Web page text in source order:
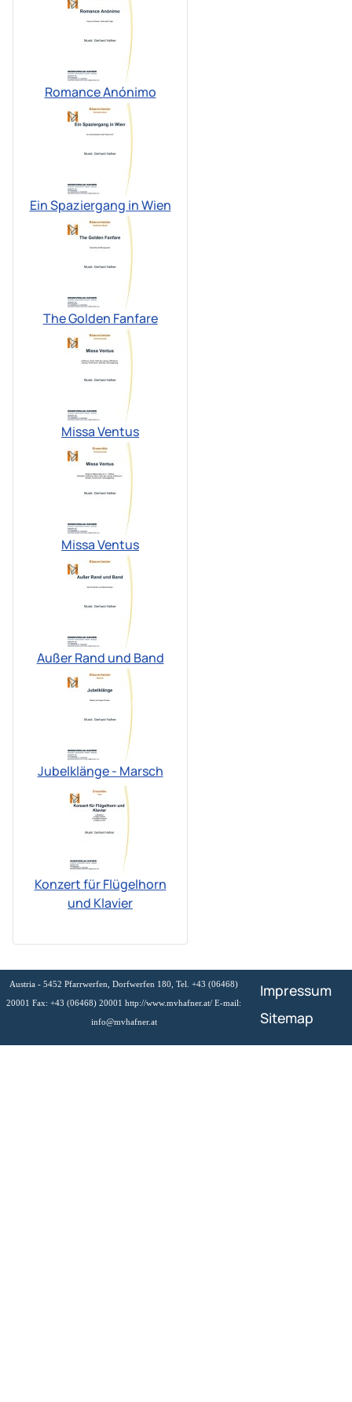
Romance Anónimo
Ein Spaziergang in Wien
The Golden Fanfare
Missa Ventus
Missa Ventus
Außer Rand und Band
Jubelklänge - Marsch
Konzert für Flügelhorn
und Klavier
Austria - 5452 Pfarrwerfen, Dorfwerfen 180, Tel. +43 (06468)
20001 Fax: +43 (06468) 20001 http://www.mvhafner.at/ E-mail:
info@mvhafner.at
Impressum
Sitemap